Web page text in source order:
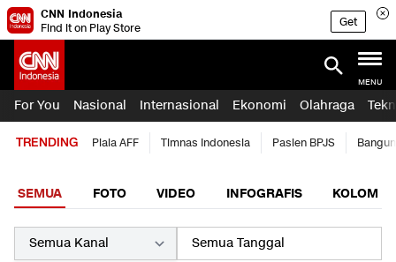
CNN Indonesia
Find it on Play Store
Get
MENU
For You Nasional Internasional Ekonomi Olahraga
TRENDING Piala AFF Timnas Indonesia Pasien BPJS
SEMUA FOTO VIDEO INFOGRAFIS KOLOM